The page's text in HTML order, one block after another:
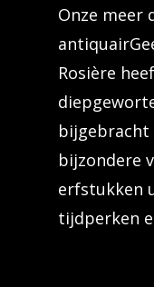
Onze meer
Rosière
bijgebracht
bijzondere
erfstukken
tijdperken